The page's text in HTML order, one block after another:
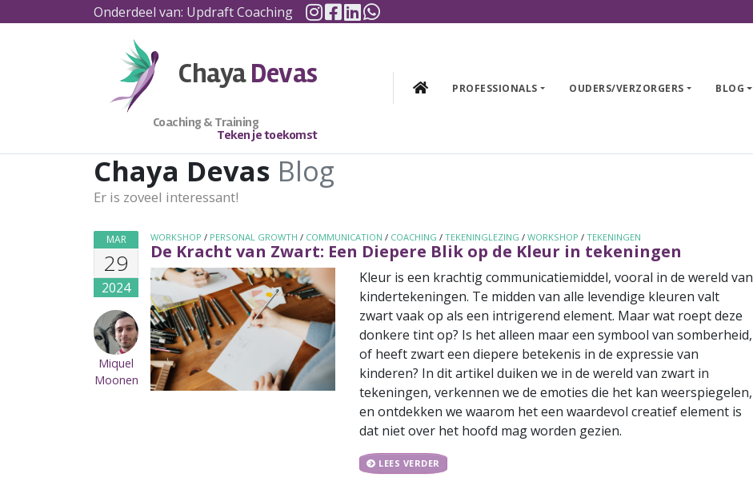
Onderdeel van: Updraft Coaching Instagram
Facebook
Linkedin
WhatsApp
ChayaDevas
Coaching & Training
Teken je toekomst
PROFESSIONALS OUDERS/VERZORGERS BLOG
Chaya Devas Blog
Er is zoveel interessant!
MAR
29
2024
Miquel
Moonen
WORKSHOP / PERSONAL GROWTH / COMMUNICATION / COACHING /TEKENINGLEZING /WORKSHOP /TEKENINGEN
De Kracht van Zwart: Een Diepere Blik op de Kleur in tekeningen
Kleur is een krachtig communicatiemiddel, vooral in de wereld van
kindertekeningen. Te midden van alle levendige kleuren valt
zwart vaak op als een intrigerend element. Maar wat roept deze
donkere tint op? Is het alleen maar een symbool van somberheid,
of heeft zwart een diepere betekenis in de expressie van
kinderen? In dit artikel duiken we in de wereld van zwart in
tekeningen, verkennen we de emoties die het kan weerspiegelen,
en ontdekken we waarom het een waardevol creatief element is
dat niet over het hoofd mag worden gezien.
LEES VERDER